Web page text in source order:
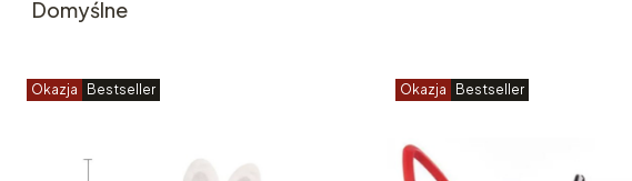
Domyślne
Okazja Bestseller Okazja Bestseller